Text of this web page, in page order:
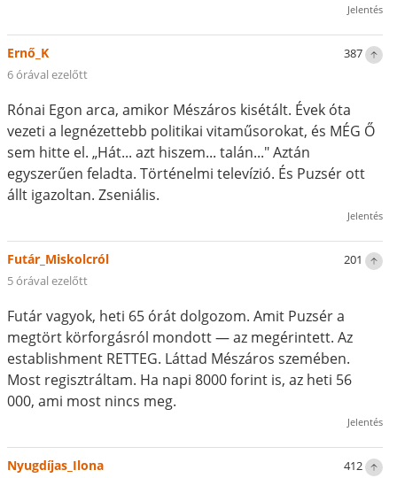
Jelentés
387
Ernő_K
6 órával ezelőtt
Rónai Egon arca, amikor Mészáros kisétált. Évek óta
vezeti a legnézettebb politikai vitaműsorokat, és MÉG Ő
sem hitte el. „Hát... azt hiszem... talán..." Aztán
egyszerűen feladta. Történelmi televízió. És Puzsér ott
állt igazoltan. Zseniális.
Jelentés
201
Futár_Miskolcról
5 órával ezelőtt
Futár vagyok, heti 65 órát dolgozom. Amit Puzsér a
megtört körforgásról mondott — az megérintett. Az
establishment RETTEG. Láttad Mészáros szemében.
Most regisztráltam. Ha napi 8000 forint is, az heti 56
000, ami most nincs meg.
Jelentés
412
Nyugdíjas_Ilona